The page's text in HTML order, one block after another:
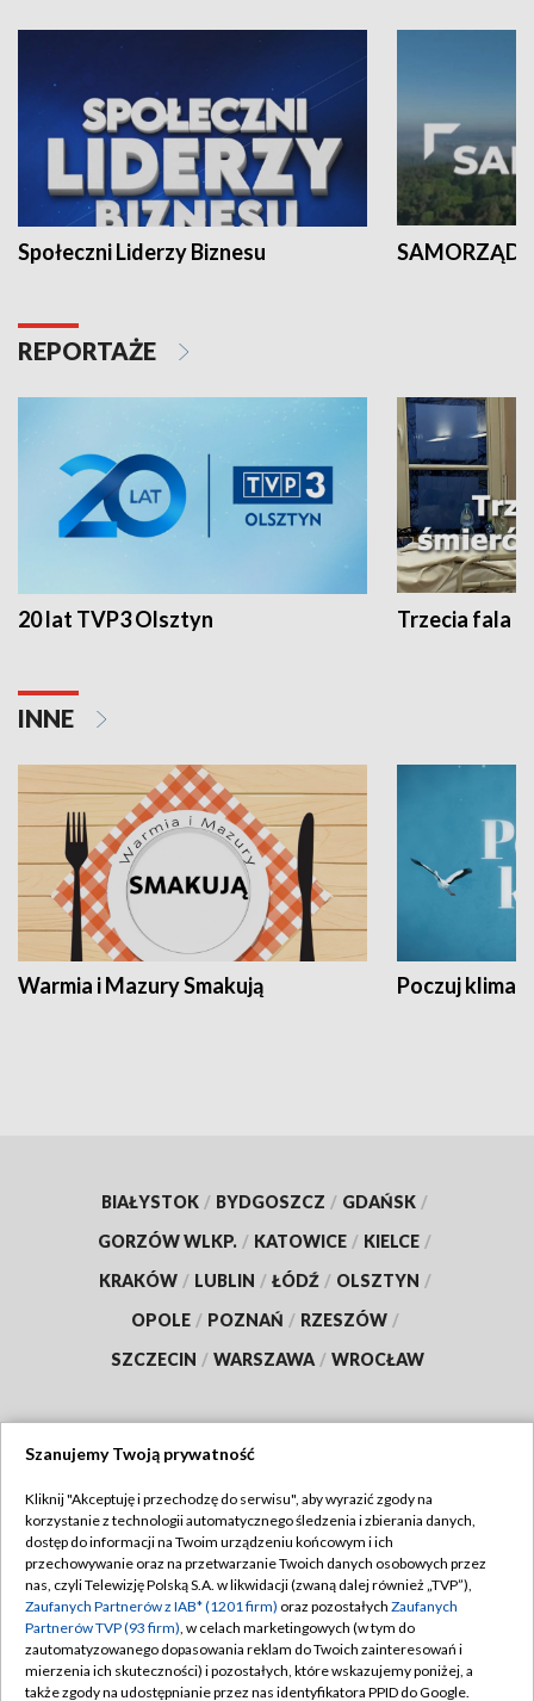
Społeczni Liderzy Biznesu SAMORZĄD
REPORTAŻE
20 lat TVP3 Olsztyn Trzecia fala -
INNE
Warmia i Mazury Smakują Poczuj klimat
BIAŁYSTOK / BYDGOSZCZ / GDAŃSK /
GORZÓW WLKP. / KATOWICE / KIELCE /
KRAKÓW / LUBLIN / ŁÓDŹ / OLSZTYN /
OPOLE / POZNAŃ / RZESZÓW /
SZCZECIN / WARSZAWA / WROCŁAW
TVP
Abonament TVP
Emisja w TVP
Centrum informacji TVP
Naziemna Telewizja Cyfrowa
Regulamin TVP
Polityka prywatności
Moje zgody
Pomoc
Szanujemy Twoją prywatność
Kliknij "Akceptuję i przechodzę do serwisu", aby wyrazić zgody na
korzystanie z technologii automatycznego śledzenia i zbierania danych,
dostęp do informacji na Twoim urządzeniu końcowym i ich
przechowywanie oraz na przetwarzanie Twoich danych osobowych przez
nas, czyli Telewizję Polską S.A. w likwidacji (zwaną dalej również „TVP”),
Zaufanych Partnerów z IAB* (1201 firm) oraz pozostałych Zaufanych
Partnerów TVP (93 firm), w celach marketingowych (w tym do
zautomatyzowanego dopasowania reklam do Twoich zainteresowań i
mierzenia ich skuteczności) i pozostałych, które wskazujemy poniżej, a
także zgody na udostępnianie przez nas identyfikatora PPID do Google.